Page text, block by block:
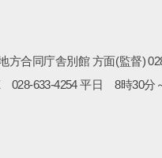
方合同庁舎別館 方面(監督)
028-633-4254 平日 8時30分